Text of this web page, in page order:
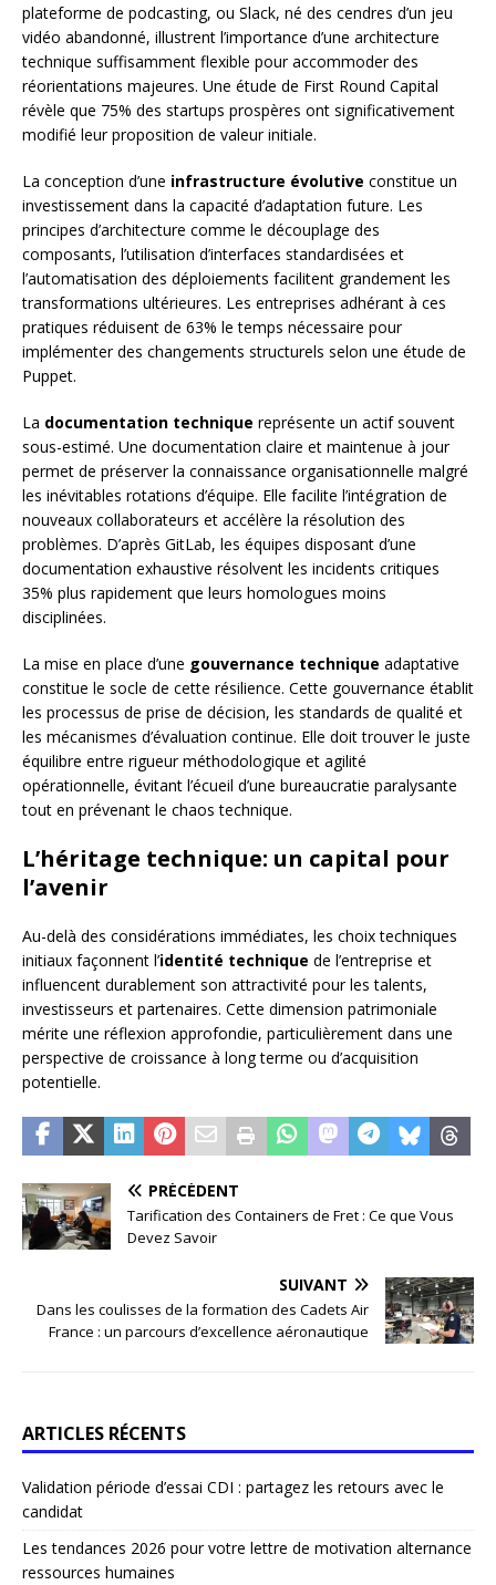
plateforme de podcasting, ou Slack, né des cendres d’un jeu
vidéo abandonné, illustrent l’importance d’une architecture
technique suffisamment flexible pour accommoder des
réorientations majeures. Une étude de First Round Capital
révèle que 75% des startups prospères ont significativement
modifié leur proposition de valeur initiale.
La conception d’une infrastructure évolutive constitue un
investissement dans la capacité d’adaptation future. Les
principes d’architecture comme le découplage des
composants, l’utilisation d’interfaces standardisées et
l’automatisation des déploiements facilitent grandement les
transformations ultérieures. Les entreprises adhérant à ces
pratiques réduisent de 63% le temps nécessaire pour
implémenter des changements structurels selon une étude de
Puppet.
La documentation technique représente un actif souvent
sous-estimé. Une documentation claire et maintenue à jour
permet de préserver la connaissance organisationnelle malgré
les inévitables rotations d’équipe. Elle facilite l’intégration de
nouveaux collaborateurs et accélère la résolution des
problèmes. D’après GitLab, les équipes disposant d’une
documentation exhaustive résolvent les incidents critiques
35% plus rapidement que leurs homologues moins
disciplinées.
La mise en place d’une gouvernance technique adaptative
constitue le socle de cette résilience. Cette gouvernance établit
les processus de prise de décision, les standards de qualité et
les mécanismes d’évaluation continue. Elle doit trouver le juste
équilibre entre rigueur méthodologique et agilité
opérationnelle, évitant l’écueil d’une bureaucratie paralysante
tout en prévenant le chaos technique.
L’héritage technique: un capital pour
l’avenir
Au-delà des considérations immédiates, les choix techniques
initiaux façonnent l’identité technique de l’entreprise et
influencent durablement son attractivité pour les talents,
investisseurs et partenaires. Cette dimension patrimoniale
mérite une réflexion approfondie, particulièrement dans une
perspective de croissance à long terme ou d’acquisition
potentielle.
PRÉCÉDENT
Tarification des Containers de Fret : Ce que Vous
Devez Savoir
SUIVANT
Dans les coulisses de la formation des Cadets Air
France : un parcours d’excellence aéronautique
ARTICLES RÉCENTS
Validation période d’essai CDI : partagez les retours avec le
candidat
Les tendances 2026 pour votre lettre de motivation alternance
ressources humaines